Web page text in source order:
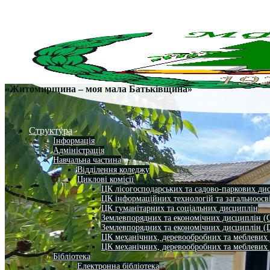
Структура
Інформація
Адміністрація
Навчальна частина
Відділення коледжу
Циклові комісії
ЦК лісогосподарських та садово-паркових
ЦК інформаційних технологій та
ЦК гуманітарних та соціальних дисциплін
Землевпорядних та економічних дисциплін
Землевпорядних та економічних дисциплін
ЦК механічних, деревообробних та
ЦК механічних, деревообробних та
Бібліотека
Електронна бібліотека
«Житомирщина – моя мала Батьківщина»